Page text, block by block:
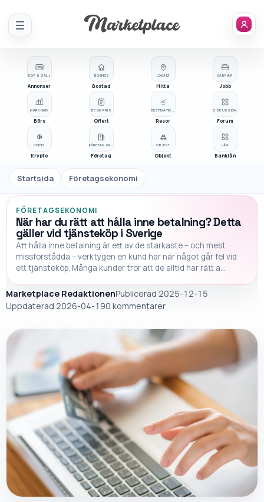
Meny
KÖP & SÄLJ
Annonser
BOENDE
Bostad
OBJEKT
Objekt
BE OM PRIS
Offert
Företag
LÅN
Banklån
MARKNAD
Börs
LOKALT
Hitta
KARRIÄR
Jobb
Resor
COINS
Krypto
DISKUSSION
Forum
Startsida Företagsekonomi
FÖRETAGSEKONOMI
När har du rätt att hålla inne betalning? Detta
gäller vid tjänsteköp i Sverige
Att hålla inne betalning är ett av de starkaste – och mest
missförstådda – verktygen en kund har när något går fel vid
ett tjänsteköp. Många kunder tror att de alltid har rätt a...
Marketplace RedaktionenPublicerad 2025-12-15
Uppdaterad 2026-04-190 kommentarer